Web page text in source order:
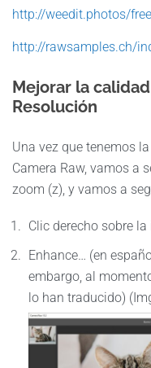
http://weedit.photos/
http://rawsamples.ch/
Mejorar la
Resolución
Una vez que tenemos
Camera Raw, vamos a
zoom (z), y vamos a
Clic derecho sobre la
Enhance… (en
embargo, al
lo han traducido)